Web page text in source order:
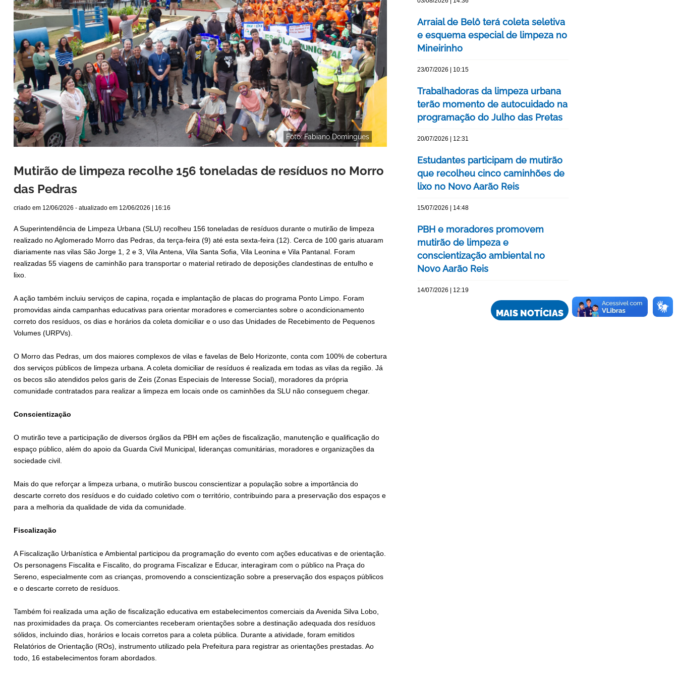
Foto: Fabiano Domingues
Mutirão de limpeza recolhe 156 toneladas de resíduos no Morro
das Pedras
criado em 12/06/2026 - atualizado em 12/06/2026 | 16:16
A Superintendência de Limpeza Urbana (SLU) recolheu 156 toneladas de resíduos durante o mutirão de limpeza
realizado no Aglomerado Morro das Pedras, da terça-feira (9) até esta sexta-feira (12). Cerca de 100 garis atuaram
diariamente nas vilas São Jorge 1, 2 e 3, Vila Antena, Vila Santa Sofia, Vila Leonina e Vila Pantanal. Foram
realizadas 55 viagens de caminhão para transportar o material retirado de deposições clandestinas de entulho e
lixo.
A ação também incluiu serviços de capina, roçada e implantação de placas do programa Ponto Limpo. Foram
promovidas ainda campanhas educativas para orientar moradores e comerciantes sobre o acondicionamento
correto dos resíduos, os dias e horários da coleta domiciliar e o uso das Unidades de Recebimento de Pequenos
Volumes (URPVs).
O Morro das Pedras, um dos maiores complexos de vilas e favelas de Belo Horizonte, conta com 100% de cobertura
dos serviços públicos de limpeza urbana. A coleta domiciliar de resíduos é realizada em todas as vilas da região. Já
os becos são atendidos pelos garis de Zeis (Zonas Especiais de Interesse Social), moradores da própria
comunidade contratados para realizar a limpeza em locais onde os caminhões da SLU não conseguem chegar.
Conscientização
O mutirão teve a participação de diversos órgãos da PBH em ações de fiscalização, manutenção e qualificação do
espaço público, além do apoio da Guarda Civil Municipal, lideranças comunitárias, moradores e organizações da
sociedade civil.
Mais do que reforçar a limpeza urbana, o mutirão buscou conscientizar a população sobre a importância do
descarte correto dos resíduos e do cuidado coletivo com o território, contribuindo para a preservação dos espaços e
para a melhoria da qualidade de vida da comunidade.
Fiscalização
A Fiscalização Urbanística e Ambiental participou da programação do evento com ações educativas e de orientação.
Os personagens Fiscalita e Fiscalito, do programa Fiscalizar e Educar, interagiram com o público na Praça do
Sereno, especialmente com as crianças, promovendo a conscientização sobre a preservação dos espaços públicos
e o descarte correto de resíduos.
Também foi realizada uma ação de fiscalização educativa em estabelecimentos comerciais da Avenida Silva Lobo,
nas proximidades da praça. Os comerciantes receberam orientações sobre a destinação adequada dos resíduos
sólidos, incluindo dias, horários e locais corretos para a coleta pública. Durante a atividade, foram emitidos
Relatórios de Orientação (ROs), instrumento utilizado pela Prefeitura para registrar as orientações prestadas. Ao
todo, 16 estabelecimentos foram abordados.
Arraial de Belô terá coleta seletiva
e esquema especial de limpeza no
Mineirinho
23/07/2026 | 10:15
Trabalhadoras da limpeza urbana
terão momento de autocuidado na
programação do Julho das Pretas
20/07/2026 | 12:31
Estudantes participam de mutirão
que recolheu cinco caminhões de
lixo no Novo Aarão Reis
15/07/2026 | 14:48
PBH e moradores promovem
mutirão de limpeza e
conscientização ambiental no
Novo Aarão Reis
14/07/2026 | 12:19
MAIS NOTÍCIAS